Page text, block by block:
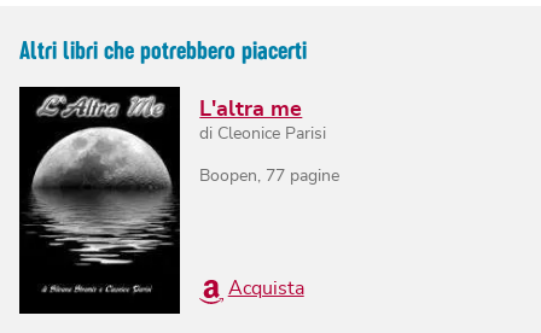
Altri libri che potrebbero piacerti
L'altra me
di Cleonice Parisi
Boopen 77 pagine
Acquista